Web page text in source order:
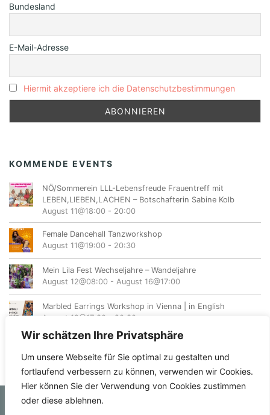
Wir schätzen Ihre Privatsphäre
Um unsere Webseite für Sie optimal zu gestalten und
fortlaufend verbessern zu können, verwenden wir Cookies.
Hier können Sie der Verwendung von Cookies zustimmen
oder diese ablehnen.
Bundesland
E-Mail-Adresse
Hiermit akzeptiere ich die Datenschutzbestimmungen
KOMMENDE EVENTS
NÖ/Sommerein LLL-Lebensfreude Frauentreff mit
LEBEN,LIEBEN,LACHEN – Botschafterin Sabine Kolb
August 11@18:00 - 20:00
Female Dancehall Tanzworkshop
August 11@19:00 - 20:30
Mein Lila Fest Wechseljahre – Wandeljahre
August 12@08:00 - August 16@17:00
Marbled Earrings Workshop in Vienna | in English
August 12@17:30
20:30